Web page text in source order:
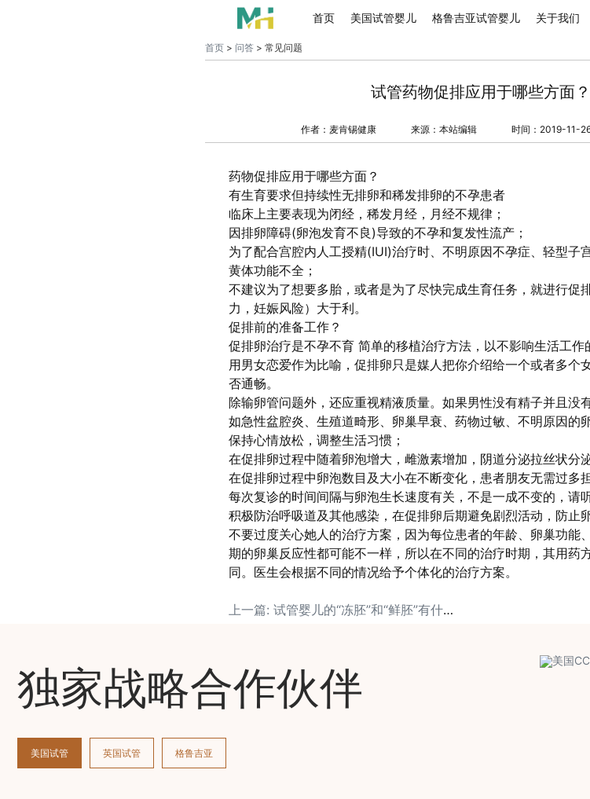
首页 美国试管婴儿 格鲁吉亚试管婴儿 关于我们
首页> 问答 > 常见问题
试管药物促排应用于哪些方面
作者：麦肯锡健康 来源：本站编辑 时间：2019-11-
药物促排应用于哪些方面？
有生育要求但持续性无排卵和稀发排卵的不孕患者
临床上主要表现为闭经，稀发月经，月经不规律；
因排卵障碍(卵泡发育不良)导致的不孕和复发性流产；
为了配合宫腔内人工授精(IUI)治疗时、不明原因不孕症、轻型子
黄体功能不全；
不建议为了想要多胎，或者是为了尽快完成生育任务，就进行促
力，妊娠风险）大于利。
促排前的准备工作？
促排卵治疗是不孕不育 简单的移植治疗方法，以不影响生活工作
用男女恋爱作为比喻，促排卵只是媒人把你介绍给一个或者多个
否通畅。
除输卵管问题外，还应重视精液质量。如果男性没有精子并且没
如急性盆腔炎、生殖道畸形、卵巢早衰、药物过敏、不明原因的
保持心情放松，调整生活习惯；
在促排卵过程中随着卵泡增大，雌激素增加，阴道分泌拉丝状分
在促排卵过程中卵泡数目及大小在不断变化，患者朋友无需过多
每次复诊的时间间隔与卵泡生长速度有关，不是一成不变的，请
积极防治呼吸道及其他感染，在促排卵后期避免剧烈活动，防止
不要过度关心她人的治疗方案，因为每位患者的年龄、卵巢功能
期的卵巢反应性都可能不一样，所以在不同的治疗时期，其用药
同。医生会根据不同的情况给予个体化的治疗方案。
上一篇: 试管婴儿的“冻胚”和“鲜胚”有什么区别？
独家战略合作伙伴
美国试管 英国试管 格鲁吉亚